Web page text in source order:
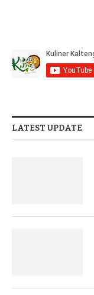
LATEST UPDATE